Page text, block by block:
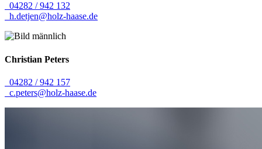
04282 / 942 132
h.detjen@holz-haase.de
Christian Peters
04282 / 942 157
c.peters@holz-haase.de